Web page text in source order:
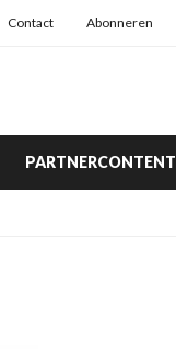
Contact Abonneren
PARTNERCONTENT